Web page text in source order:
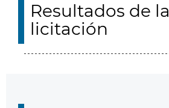
Resultados de la
licitación